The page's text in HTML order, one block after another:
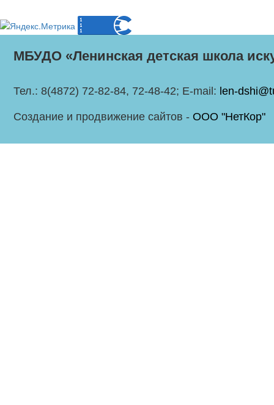
МБУДО «Ленинская детская школа
Тел.: 8(4872) 72-82-84, 72-48-42; E-mail: len-
Создание и продвижение сайтов - ООО "НетКор"